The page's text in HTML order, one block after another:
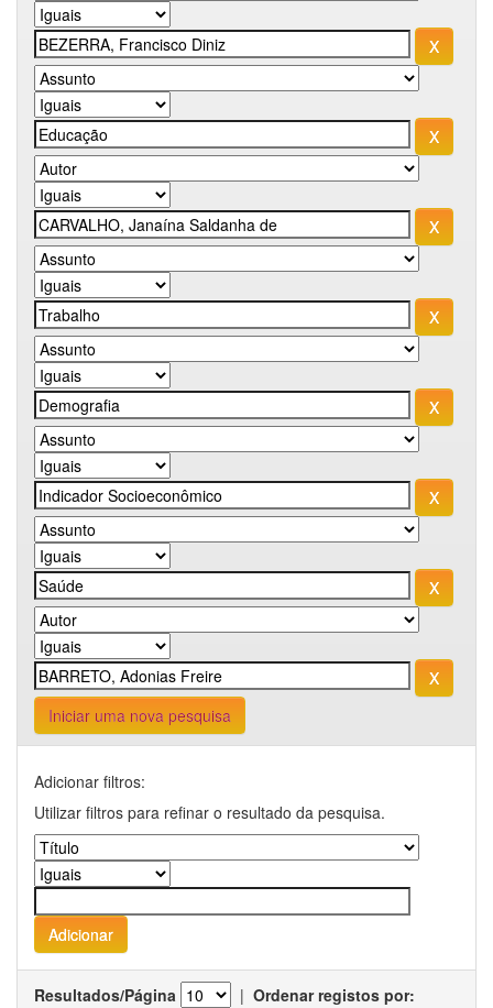
Iniciar uma nova pesquisa
Adicionar filtros:
Utilizar filtros para refinar o resultado da pesquisa.
Resultados/Página | Ordenar registos por: